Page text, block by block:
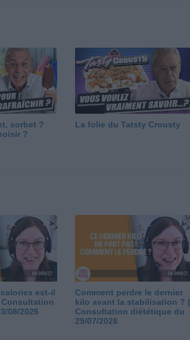
sorbet ?
?
La folie du Tatsty Crousty
est-il
08/2026
Comment perdre le dernier
kilo avant la stabilisation ? |
Consultation diététique du
29/07/2026